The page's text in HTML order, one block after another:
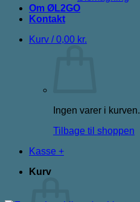
Om ØL2GO
Kontakt
Kurv /0,00 kr.
Ingen varer i kurven.
Tilbage til shoppen
Kasse +
Kurv